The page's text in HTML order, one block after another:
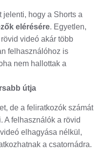
jelenti, hogy a Shorts a
elérésére. Egyetlen,
videó akár több
felhasználóhoz is
nem hallottak a
útja
de a feliratkozók számát
A felhasználók a rövid
elhagyása nélkül,
a csatornádra.